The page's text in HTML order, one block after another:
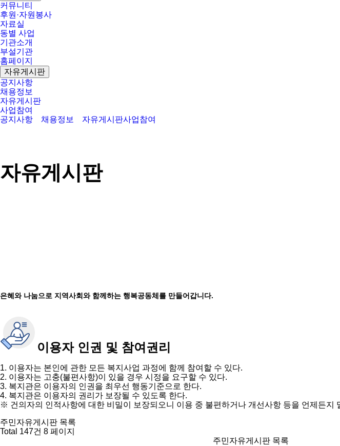
커뮤니티
후원·자원봉사
자료실
동별 사업
기관소개
부설기관
홈페이지
자유게시판
공지사항
채용정보
자유게시판
사업참여
공지사항
채용정보 자유게시판사업참여
자유게시판
은혜와 나눔으로 지역사회와 함께하는 행복공동체를 만들어갑니다.
이용자 인권 및 참여권리
1. 이용자는 본인에 관한 모든 복지사업 과정에 함께 참여할 수 있다.
2. 이용자는 고충(불편사항)이 있을 경우 시정을 요구할 수 있다.
3. 복지관은 이용자의 인권을 최우선 행동기준으로 한다.
4. 복지관은 이용자의 권리가 보장될 수 있도록 한다.
※ 건의자의 인적사항에 대한 비밀이 보장되오니 이용 중 불편하거나 개선사항 등을 언제든지
주민자유게시판 목록
Total 147건 8 페이지
주민자유게시판 목록